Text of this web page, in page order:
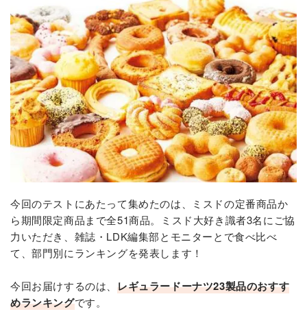
今回のテストにあたって集めたのは、ミスドの定番商品か
ら期間限定商品まで全51商品。ミスド大好き識者3名にご協
力いただき、雑誌・LDK編集部とモニターとで食べ比べ
て、部門別にランキングを発表します！
今回お届けするのは、 レギュラードーナツ23製品のおすす
めランキングです。